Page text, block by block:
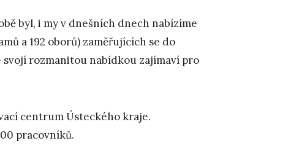
byl, i my v dnešních dnech nabízíme
a 192 oborů) zaměřujících se do
rozmanitou nabídkou zajímaví pro
centrum Ústeckého kraje.
pracovníků.